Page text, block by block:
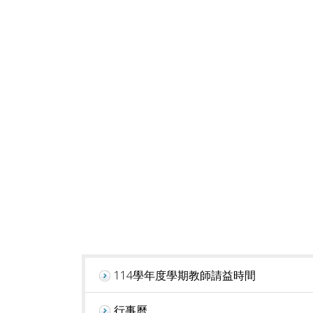
114學年度學期教師請益時間